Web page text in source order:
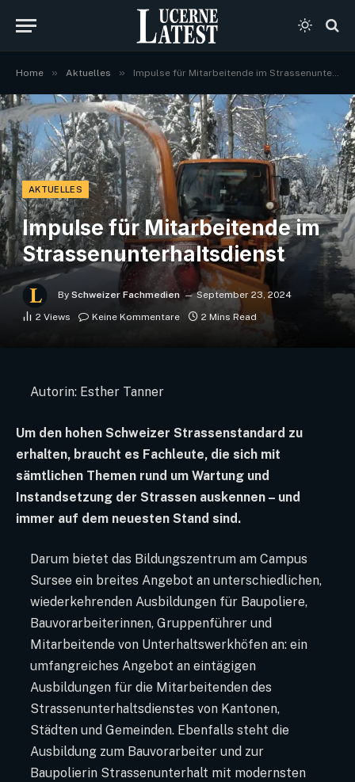
Home » Aktuelles » Impulse für Mitarbeitende im Strassenunterhaltsdienst
AKTUELLES
Impulse für Mitarbeitende im
Strassenunterhaltsdienst
By Schweizer Fachmedien
September 23, 2024
2 Views Keine Kommentare 2 Mins Read
Autorin: Esther Tanner
Um den hohen Schweizer Strassenstandard zu
erhalten, braucht es Fachleute, die sich mit
sämtlichen Themen rund um Wartung und
Instandsetzung der Strassen auskennen – und
immer auf dem neuesten Stand sind.
Darum bietet das Bildungszentrum am Campus
Sursee ein breites Angebot an unterschiedlichen,
wiederkehrenden Ausbildungen für Baupoliere,
Bauvorarbeiterinnen, Gruppenführer und
Mitarbeitende von Unterhaltswerkhöfen an: ein
umfangreiches Angebot an eintägigen
Ausbildungen für die Mitarbeitenden des
Strassenunterhaltsdienstes von Kantonen,
Städten und Gemeinden. Ebenfalls steht die
Ausbildung zum Bauvorarbeiter und zur
Baupolierin Strassenunterhalt mit modernsten